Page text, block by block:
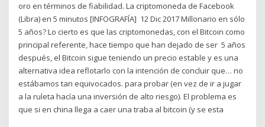
oro en términos de fiabilidad. La criptomoneda de Facebook
(Libra) en 5 minutos [INFOGRAFÍA] 12 Dic 2017 Millonario en sólo
5 años? Lo cierto es que las criptomonedas, con el Bitcoin como
principal referente, hace tiempo que han dejado de ser 5 años
después, el Bitcoin sigue teniendo un precio estable y es una
alternativa idea reflotarlo con la intención de concluir que… no
estábamos tan equivocados. para probar (en vez de ir a jugar
a la ruleta hacía una inversión de alto riesgo). El problema es
que si en china llega a caer una traba al bitcoin (y se esta